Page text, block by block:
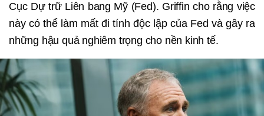
Cục Dự trữ Liên bang Mỹ (Fed). Griffin cho rằng việc
này có thể làm mất đi tính độc lập của Fed và gây ra
những hậu quả nghiêm trọng cho nền kinh tế.